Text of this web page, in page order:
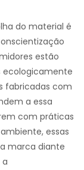
do material é
estão
ecologicamente
fabricadas com
a essa
com práticas
essas
marca diante
a